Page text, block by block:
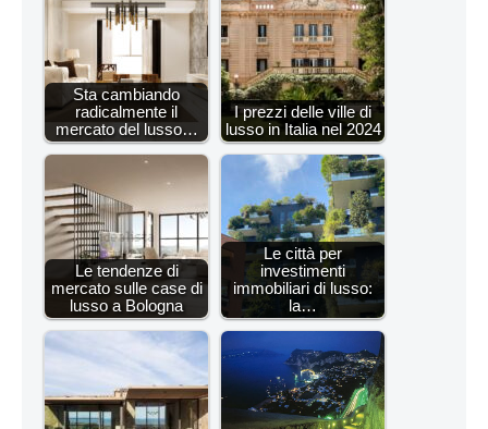
Sta cambiando
radicalmente il
mercato del lusso…
I prezzi delle ville di
lusso in Italia nel 2024
Le tendenze di
mercato sulle case di
lusso a Bologna
Le città per
investimenti
immobiliari di lusso:
la…